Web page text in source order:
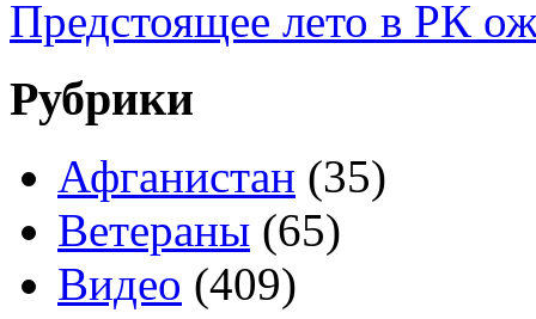
Предстоящее лето в РК
Рубрики
Афганистан (35)
Ветераны (65)
Видео (409)